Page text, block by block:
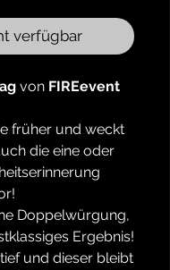
verfügbar
von FIREevent
früher und weckt
die eine oder
Doppelwürgung,
Ergebnis!
und dieser bleibt